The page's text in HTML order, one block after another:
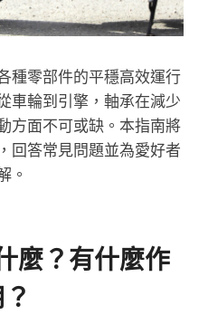
種零部件的平穩高效運行
車輪到引擎，軸承在減少
方面不可或缺。本指南將
回答常見問題並為愛好者
。
麼​​​​​​​？有什麼作